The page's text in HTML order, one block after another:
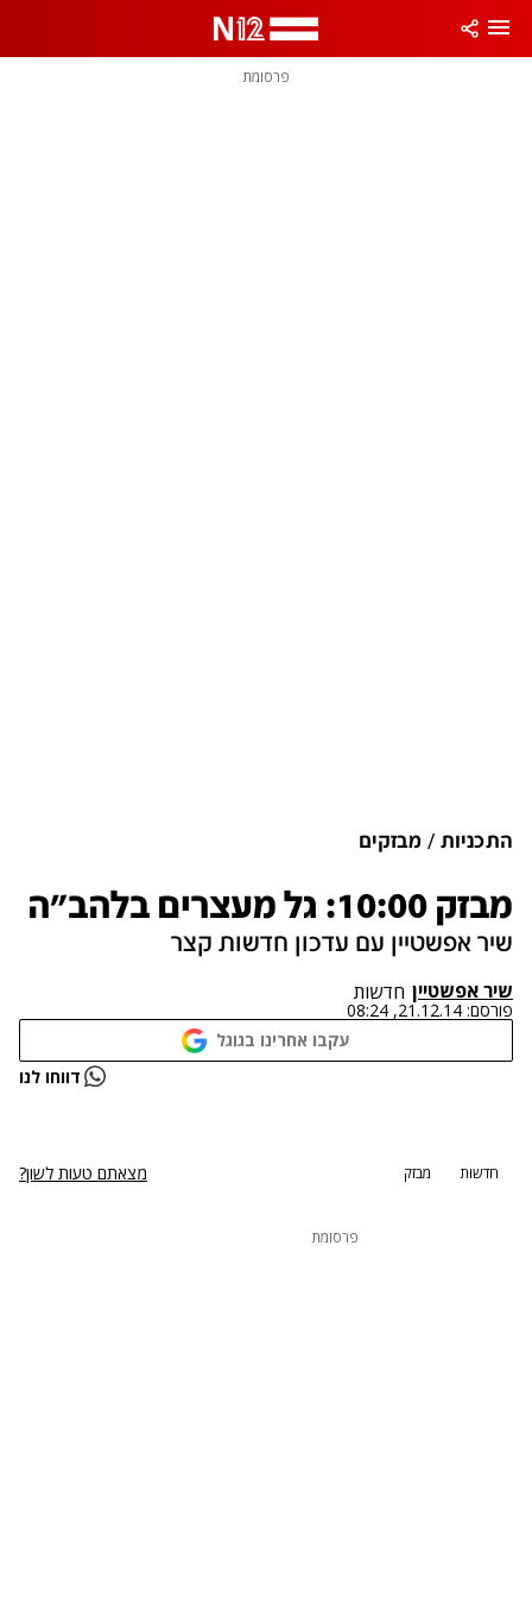
פרסומת
התכניות מבזקים
מבזק 10:00: גל מעצרים בלהב"ה
שיר אפשטיין עם עדכון חדשות קצר
שיר אפשטיין חדשות
פורסם: 21.12.14, 08:24
עקבו אחרינו בגוגל
נתקלנו בבעיה דווחו לנו
חדשות מבזק מצאתם טעות לשון?
פרסומת